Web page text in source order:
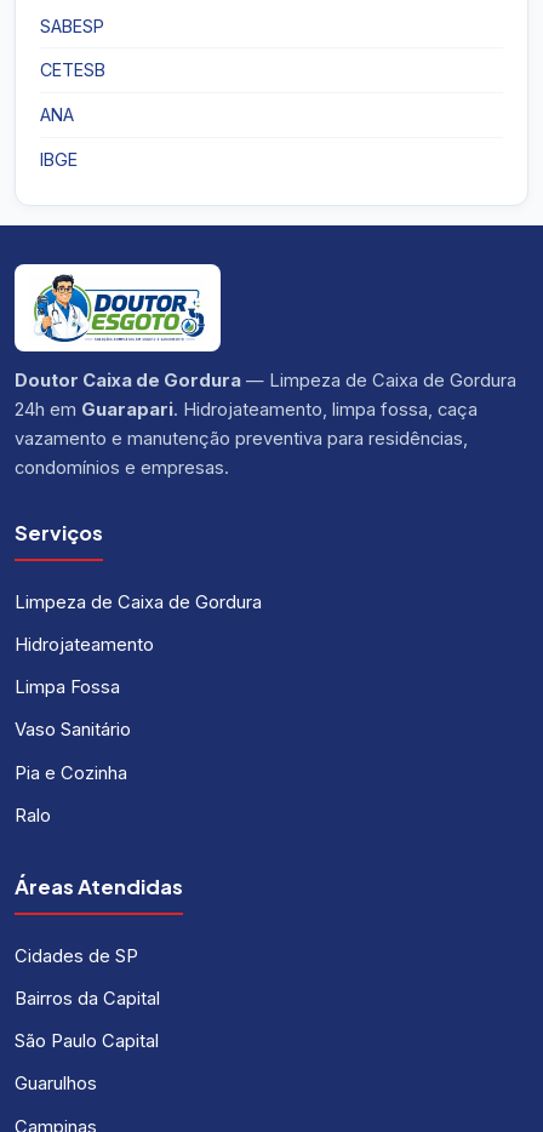
SABESP
CETESB
ANA
IBGE
Doutor Caixa de Gordura — Limpeza de Caixa de Gordura
24h em Guarapari. Hidrojateamento, limpa fossa, caça
vazamento e manutenção preventiva para residências,
condomínios e empresas.
Serviços
Limpeza de Caixa de Gordura
Hidrojateamento
Limpa Fossa
Vaso Sanitário
Pia e Cozinha
Ralo
Áreas Atendidas
Cidades de SP
Bairros da Capital
São Paulo Capital
Guarulhos
Campinas